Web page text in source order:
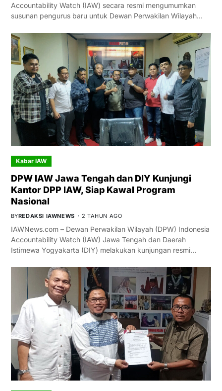
Accountability Watch (IAW) secara resmi mengumumkan
susunan pengurus baru untuk Dewan Perwakilan Wilayah…
Kabar IAW
DPW IAW Jawa Tengah dan DIY Kunjungi
Kantor DPP IAW, Siap Kawal Program
Nasional
BYREDAKSI IAWNEWS 2 TAHUN AGO
IAWNews.com – Dewan Perwakilan Wilayah (DPW) Indonesia
Accountability Watch (IAW) Jawa Tengah dan Daerah
Istimewa Yogyakarta (DIY) melakukan kunjungan resmi…